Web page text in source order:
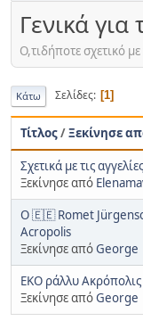
Γενικά για
Ο,τιδήποτε σχετικό
Κάτω Σελίδες 1
Τίτλος/Ξεκίνησε
Σχετικά με τις
Ξεκίνησε από
Ο 🇪🇪 Romet
Acropolis
Ξεκίνησε απόGeorge
EKO ράλλυ Ακρόπολις
Ξεκίνησε απόGeorge